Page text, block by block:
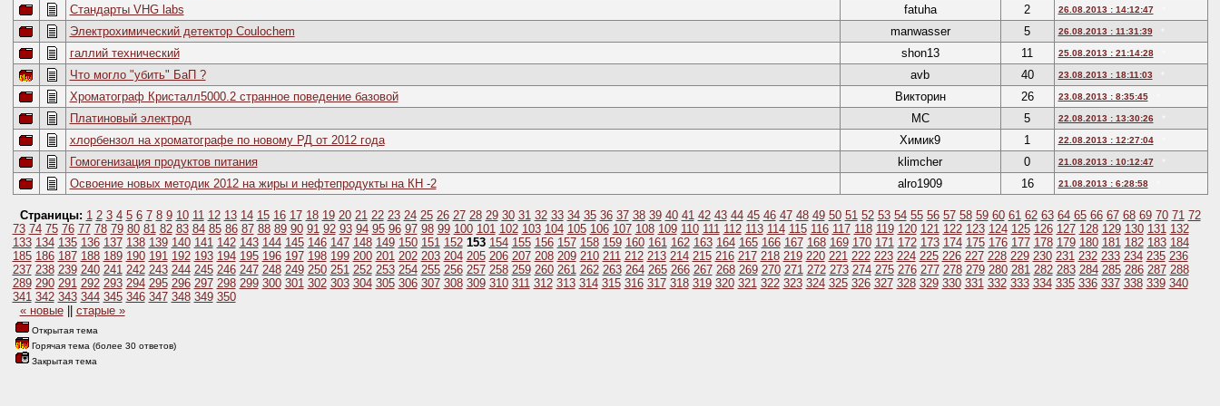
Стандарты VHG labs fatuha 2 26.08.2013 : 14:12:47
Электрохимический детектор Coulochem manwasser 5 26.08.2013 : 11:31:39
галлий технический shon13 11 25.08.2013 : 21:14:28
Что могло "убить" БаП ? avb 40 23.08.2013 : 18:11:03
Хроматограф Кристалл5000.2 странное поведение базовой Викторин 26 23.08.2013 : 8:35:45
Платиновый электрод МC 5 22.08.2013 : 13:30:26
хлорбензол на хроматографе по новому РД от 2012 года Химик9 1 22.08.2013 : 12:27:04
Гомогенизация продуктов питания klimcher 0 21.08.2013 : 10:12:47
Освоение новых методик 2012 на жиры и нефтепродукты на КН -2 alro1909 16 21.08.2013 : 6:28:58
Страницы: 1 2 3 4 5 6 7 8 9 10 11 12 13 14 15 16 17 18 19 20 21 22 23 24 25 26 27 28 29 30 31 32 33 34 35 36 37 38 39 40 41 42 43 44 45 46 47 48 49 50 51 52 53 54 55 56 57 58 59 60 61 62 63 64 65 66 67 68 69 70 71 72
73 74 75 76 77 78 79 80 81 82 83 84 85 86 87 88 89 90 91 92 93 94 95 96 97 98 99 100 101 102 103 104 105 106 107 108 109 110 111 112 113 114 115 116 117 118 119 120 121 122 123 124 125 126 127 128 129 130 131 132
133 134 135 136 137 138 139 140 141 142 143 144 145 146 147 148 149 150 151 152 153 154 155 156 157 158 159 160 161 162 163 164 165 166 167 168 169 170 171 172 173 174 175 176 177 178 179 180 181 182 183 184
185 186 187 188 189 190 191 192 193 194 195 196 197 198 199 200 201 202 203 204 205 206 207 208 209 210 211 212 213 214 215 216 217 218 219 220 221 222 223 224 225 226 227 228 229 230 231 232 233 234 235 236
237 238 239 240 241 242 243 244 245 246 247 248 249 250 251 252 253 254 255 256 257 258 259 260 261 262 263 264 265 266 267 268 269 270 271 272 273 274 275 276 277 278 279 280 281 282 283 284 285 286 287 288
289 290 291 292 293 294 295 296 297 298 299 300 301 302 303 304 305 306 307 308 309 310 311 312 313 314 315 316 317 318 319 320 321 322 323 324 325 326 327 328 329 330 331 332 333 334 335 336 337 338 339 340
341 342 343 344 345 346 347 348 349 350
« новые|| старые »
Открытая тема
Горячая тема (более 30 ответов)
Закрытая тема